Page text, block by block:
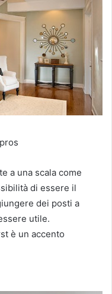
a una scala come
di essere il
dei posti a
utile.
è un accento